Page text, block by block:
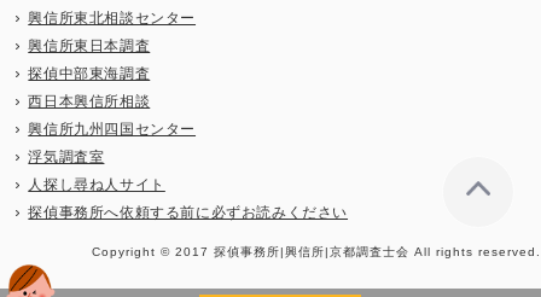
興信所東北相談センター
興信所東日本調査
探偵中部東海調査
西日本興信所相談
興信所九州四国センター
浮気調査室
人探し尋ね人サイト
探偵事務所へ依頼する前に必ずお読みください
Copyright © 2017 探偵事務所|興信所|京都調査士会 All rights reserved.